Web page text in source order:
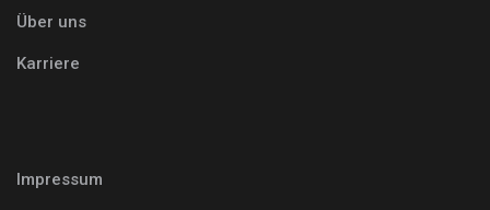
Über uns
Karriere
Impressum